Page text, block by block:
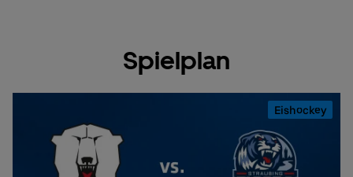
Spielplan
Eishockey